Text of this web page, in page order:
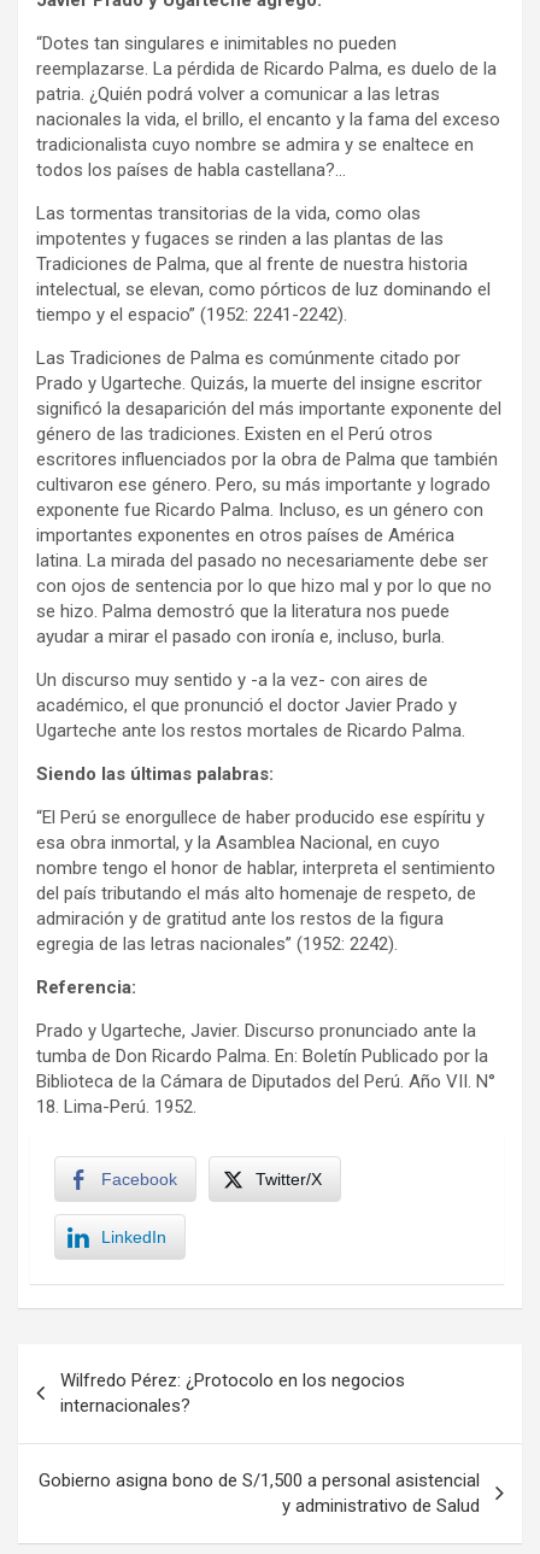
“Dotes tan singulares e inimitables no pueden
reemplazarse. La pérdida de Ricardo Palma, es duelo de la
patria. ¿Quién podrá volver a comunicar a las letras
nacionales la vida, el brillo, el encanto y la fama del exceso
tradicionalista cuyo nombre se admira y se enaltece en
todos los países de habla castellana?…
Las tormentas transitorias de la vida, como olas
impotentes y fugaces se rinden a las plantas de las
Tradiciones de Palma, que al frente de nuestra historia
intelectual, se elevan, como pórticos de luz dominando el
tiempo y el espacio” (1952: 2241-2242).
Las Tradiciones de Palma es comúnmente citado por
Prado y Ugarteche. Quizás, la muerte del insigne escritor
significó la desaparición del más importante exponente del
género de las tradiciones. Existen en el Perú otros
escritores influenciados por la obra de Palma que también
cultivaron ese género. Pero, su más importante y logrado
exponente fue Ricardo Palma. Incluso, es un género con
importantes exponentes en otros países de América
latina. La mirada del pasado no necesariamente debe ser
con ojos de sentencia por lo que hizo mal y por lo que no
se hizo. Palma demostró que la literatura nos puede
ayudar a mirar el pasado con ironía e, incluso, burla.
Un discurso muy sentido y -a la vez- con aires de
académico, el que pronunció el doctor Javier Prado y
Ugarteche ante los restos mortales de Ricardo Palma.
Siendo las últimas palabras:
“El Perú se enorgullece de haber producido ese espíritu y
esa obra inmortal, y la Asamblea Nacional, en cuyo
nombre tengo el honor de hablar, interpreta el sentimiento
del país tributando el más alto homenaje de respeto, de
admiración y de gratitud ante los restos de la figura
egregia de las letras nacionales” (1952: 2242).
Referencia:
Prado y Ugarteche, Javier. Discurso pronunciado ante la
tumba de Don Ricardo Palma. En: Boletín Publicado por la
Biblioteca de la Cámara de Diputados del Perú. Año VII. N°
18. Lima-Perú. 1952.
Facebook Twitter/X
LinkedIn
de
entradas
Wilfredo Pérez: ¿Protocolo en los negocios
internacionales?
Gobierno asigna bono de S/1,500 a personal asistencial
y administrativo de Salud